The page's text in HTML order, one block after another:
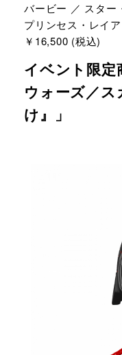
バービー ／ スター
プリンセス・レイア
￥16,500 (税込)
イベント限定
ウォーズ／
け』」